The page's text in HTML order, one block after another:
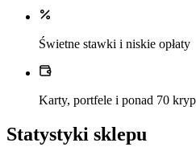
Świetne stawki i niskie opłaty
Karty, portfele i ponad 70
Statystyki sklepu